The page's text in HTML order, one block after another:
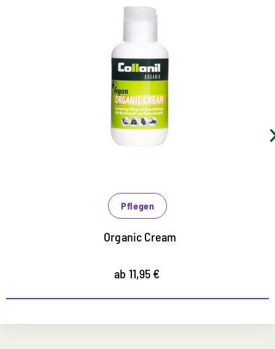
Vegane Schuhcreme
erlesenes Carnaubawachs und Macadamianussöl
pflegen das Leder, halten es geschmeidig und
sorgen so für erhöhten Tragekomfort
pflegt und schützt intensiv und besonders schonend
erhöht den Glanz auf Basis natürlicher Rohstoffe
Pflegen
Organic Cream
ab 11,95 €